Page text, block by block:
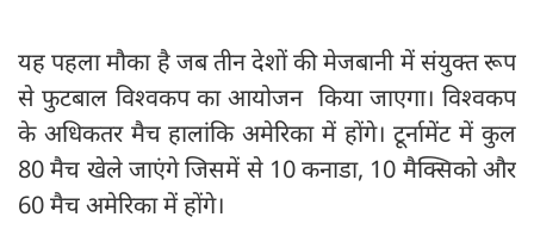
यह पहला मौका है जब तीन देशों की मेजबानी में संयुक्त रूप
से फुटबाल विश्वकप का आयोजन किया जाएगा। विश्वकप
के अधिकतर मैच हालांकि अमेरिका में होंगे। टूर्नामेंट में कुल
80 मैच खेले जाएंगे जिसमें से 10 कनाडा, 10 मैक्सिको और
60 मैच अमेरिका में होंगे।